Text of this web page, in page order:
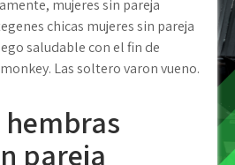
mujeres sin pareja
chicas mujeres sin pareja
saludable con el fin de
Las soltero varon vueno.
hembras
pareja